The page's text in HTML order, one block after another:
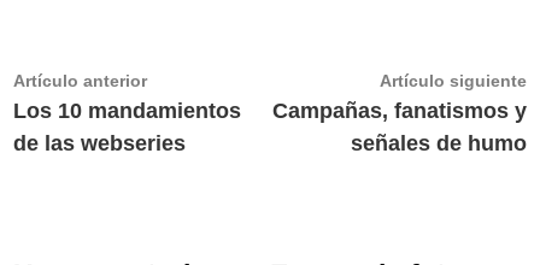
Navegación
de
entradas
Artículo anteriorArtículo
anterior:
Los 10 mandamientos
de las webseries
Artículo siguiente
Campañas, fanatismos y
señales de humo